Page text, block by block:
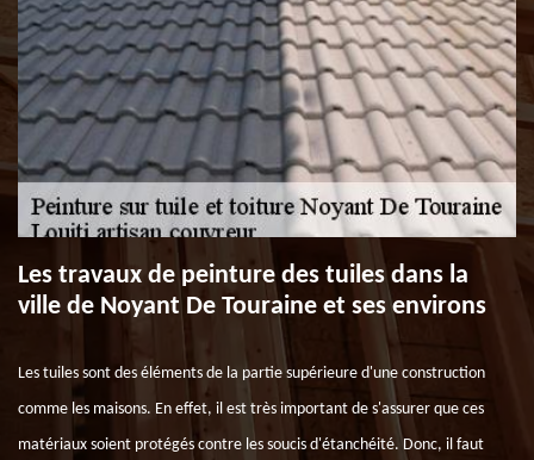
Les travaux de peinture des tuiles dans la
ville de Noyant De Touraine et ses environs
Les tuiles sont des éléments de la partie supérieure d'une construction
comme les maisons. En effet, il est très important de s'assurer que ces
matériaux soient protégés contre les soucis d'étanchéité. Donc, il faut